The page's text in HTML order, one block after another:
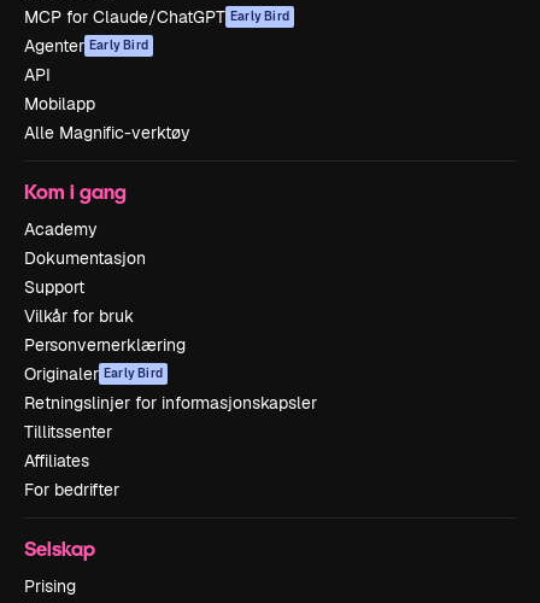
MCP for Claude/ChatGPT Early Bird
Agenter Early Bird
API
Mobilapp
Alle Magnific-verktøy
Kom i gang
Academy
Dokumentasjon
Support
Vilkår for bruk
Personvernerklæring
Originaler Early Bird
Retningslinjer for informasjonskapsler
Tillitssenter
Affiliates
For bedrifter
Selskap
Prising